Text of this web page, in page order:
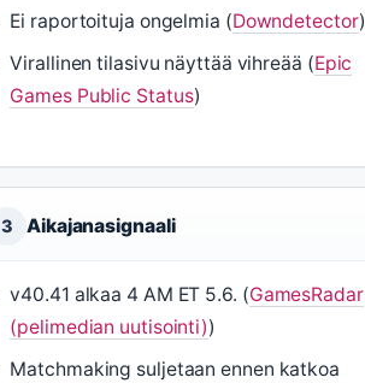
Ei raportoituja ongelmia (Downdetector)
Virallinen tilasivu näyttää vihreää (Epic
Games Public Status)
3 Aikajanasignaali
v40.41 alkaa 4 AM ET 5.6. (GamesRadar
(pelimedian uutisointi))
Matchmaking suljetaan ennen katkoa